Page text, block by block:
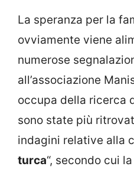
La speranza per la
ovviamente viene
numerose
all’associazione
occupa della ricerca
sono state più
indagini relative alla
turca“, secondo cui